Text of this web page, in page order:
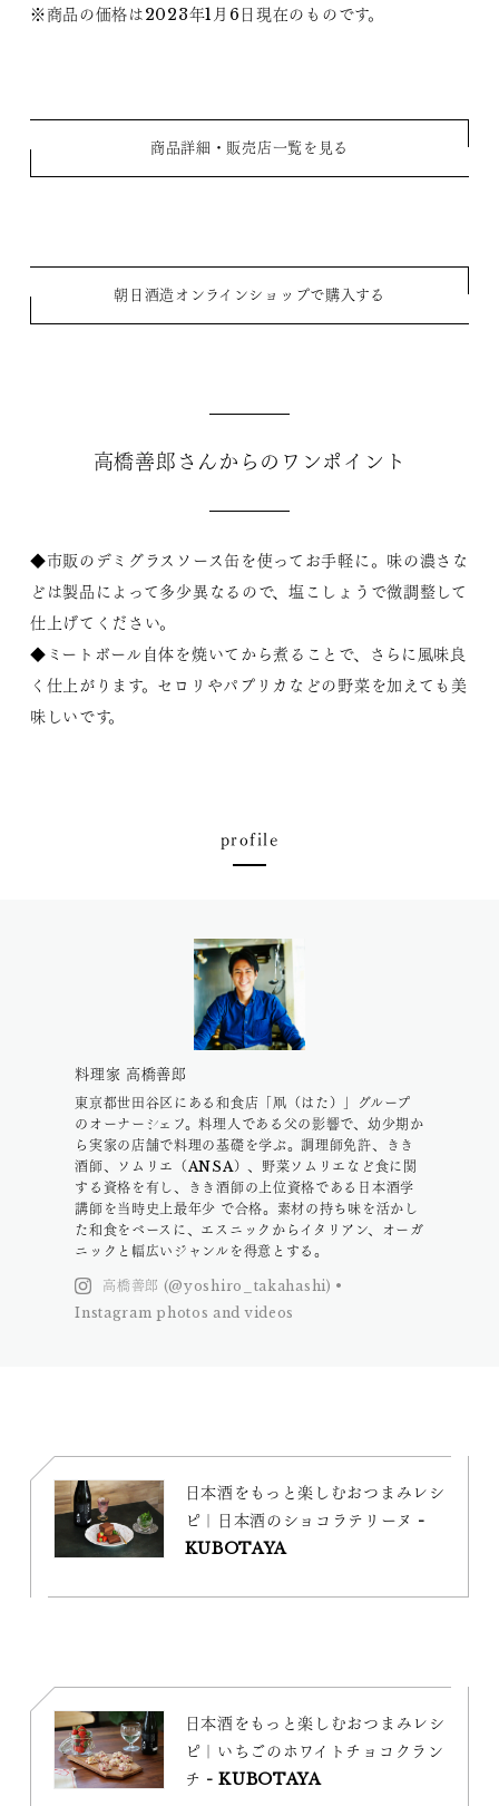
※商品の価格は2023年1月6日現在のものです。
商品詳細・販売店一覧を見る
朝日酒造オンラインショップで購入する
高橋善郎さんからのワンポイント
◆市販のデミグラスソース缶を使ってお手軽に。味の濃さな
どは製品によって多少異なるので、塩こしょうで微調整して
仕上げてください。
◆ミートボール自体を焼いてから煮ることで、さらに風味良
く仕上がります。セロリやパプリカなどの野菜を加えても美
味しいです。
profile
料理家 高橋善郎
東京都世田谷区にある和食店「凧（はた）」グループ
のオーナーシェフ。料理人である父の影響で、幼少期か
ら実家の店舗で料理の基礎を学ぶ。調理師免許、きき
酒師、ソムリエ（ANSA）、野菜ソムリエなど食に関
する資格を有し、きき酒師の上位資格である日本酒学
講師を当時史上最年少 で合格。素材の持ち味を活かし
た和食をベースに、エスニックからイタリアン、オーガ
ニックと幅広いジャンルを得意とする。
高橋善郎 (@yoshiro_takahashi) •
Instagram photos and videos
日本酒をもっと楽しむおつまみレシ
ピ｜日本酒のショコラテリーヌ -
KUBOTAYA
日本酒をもっと楽しむおつまみレシ
ピ｜いちごのホワイトチョコクラン
チ - KUBOTAYA